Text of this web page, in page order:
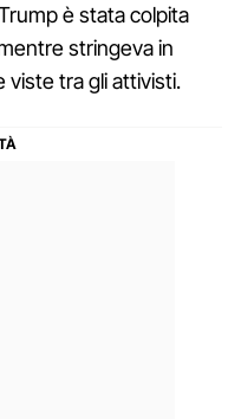
è stata colpita
stringeva in
viste tra gli attivisti.